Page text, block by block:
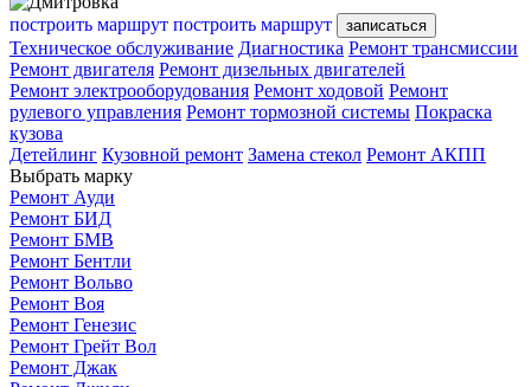
построить маршрут построить маршрут записаться
Техническое обслуживание Диагностика Ремонт трансмиссии
Ремонт двигателя Ремонт дизельных двигателей
Ремонт электрооборудования Ремонт ходовой Ремонт
рулевого управления Ремонт тормозной системы Покраска
кузова
Детейлинг Кузовной ремонт Замена стекол Ремонт АКПП
Выбрать марку
Ремонт Ауди
Ремонт БИД
Ремонт БМВ
Ремонт Бентли
Ремонт Вольво
Ремонт Воя
Ремонт Генезис
Ремонт Грейт Вол
Ремонт Джак